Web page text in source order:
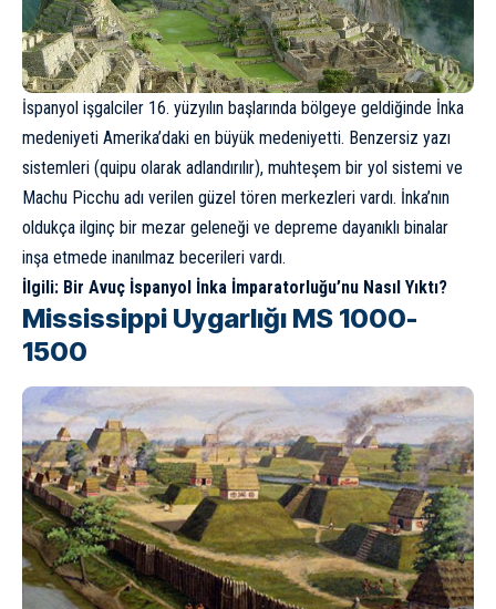
İspanyol işgalciler 16. yüzyılın başlarında bölgeye geldiğinde İnka
medeniyeti Amerika’daki en büyük medeniyetti. Benzersiz yazı
sistemleri (quipu olarak adlandırılır), muhteşem bir yol sistemi ve
Machu Picchu adı verilen güzel tören merkezleri vardı. İnka’nın
oldukça ilginç bir mezar geleneği ve depreme dayanıklı binalar
inşa etmede inanılmaz becerileri vardı.
İlgili: Bir Avuç İspanyol İnka İmparatorluğu’nu Nasıl Yıktı?
Mississippi Uygarlığı MS 1000-
1500